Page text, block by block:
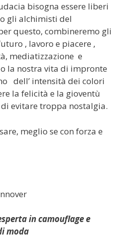
bisogna essere liberi
gli alchimisti del
questo, combineremo gli
, lavoro e piacere ,
mediatizzazione e
la nostra vita di impronte
dell’ intensità dei colori
la felicità e la gioventù
evitare troppa nostalgia.
meglio se con forza e
in camouflage e
moda